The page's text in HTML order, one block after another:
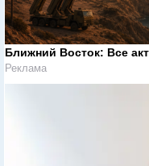
Ближний Восток: Все
Реклама